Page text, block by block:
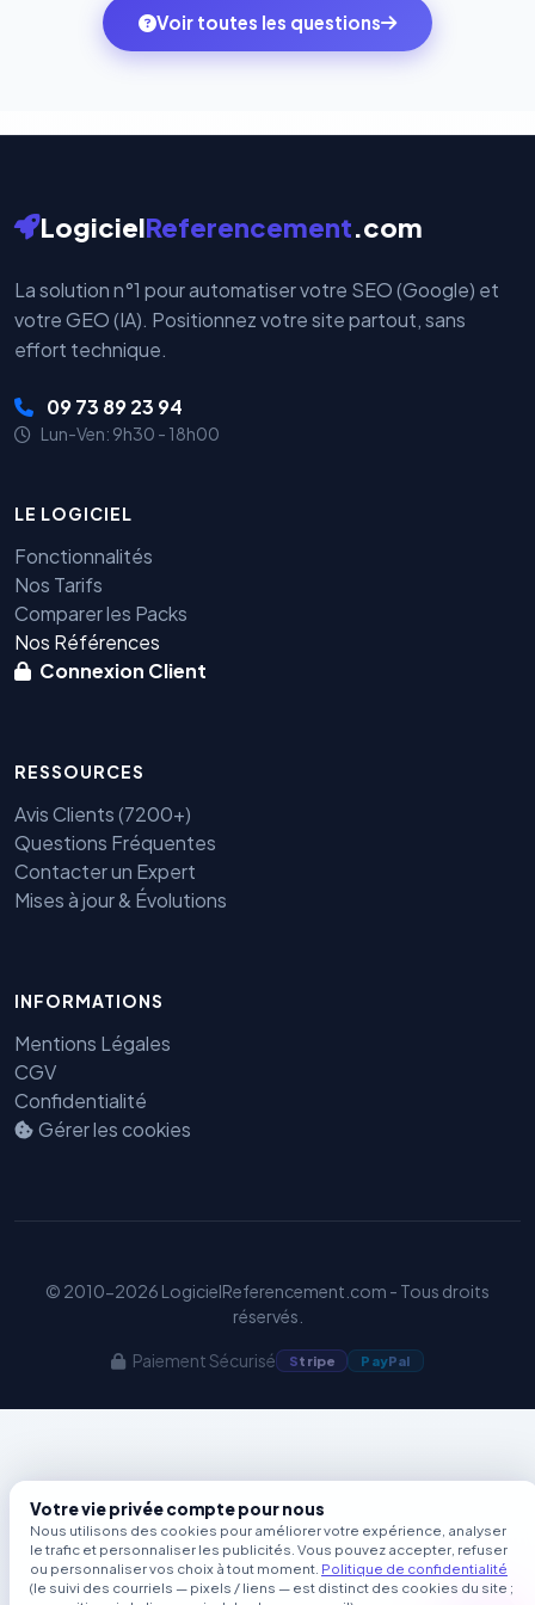
votre historique.
monde. Vos données bancaires ne transitent jamais
par nos serveurs — elles sont gérées directement et
Voir toutes les questions
LogicielReferencement.com
La solution n°1 pour automatiser votre SEO (Google) et
votre GEO (IA). Positionnez votre site partout, sans
effort technique.
09 73 89 23 94
Lun-Ven: 9h30 - 18h00
LE LOGICIEL
Fonctionnalités
Nos Tarifs
Comparer les Packs
Nos Références
Connexion Client
RESSOURCES
Avis Clients (7200+)
Questions Fréquentes
Contacter un Expert
Mises à jour & Évolutions
INFORMATIONS
Mentions Légales
CGV
Confidentialité
Gérer les cookies
© 2010-2026 LogicielReferencement.com - Tous droits
réservés.
Paiement Sécurisé Stripe PayPal
Votre vie privée compte pour nous
Nous utilisons des cookies pour améliorer votre expérience, analyser
le trafic et personnaliser les publicités. Vous pouvez accepter, refuser
ou personnaliser vos choix à tout moment. Politique de confidentialité
(le suivi des courriels — pixels / liens — est distinct des cookies du site ;